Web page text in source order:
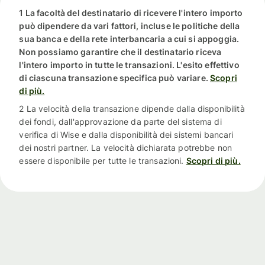
1 La facoltà del destinatario di ricevere l'intero importo
può dipendere da vari fattori, incluse le politiche della
sua banca e della rete interbancaria a cui si appoggia.
Non possiamo garantire che il destinatario riceva
l'intero importo in tutte le transazioni. L'esito effettivo
di ciascuna transazione specifica può variare. Scopri
di più.
2 La velocità della transazione dipende dalla disponibilità
dei fondi, dall'approvazione da parte del sistema di
verifica di Wise e dalla disponibilità dei sistemi bancari
dei nostri partner. La velocità dichiarata potrebbe non
essere disponibile per tutte le transazioni. Scopri di più.